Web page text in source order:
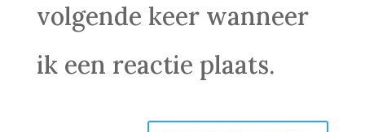
volgende keer wanneer
ik een reactie plaats.